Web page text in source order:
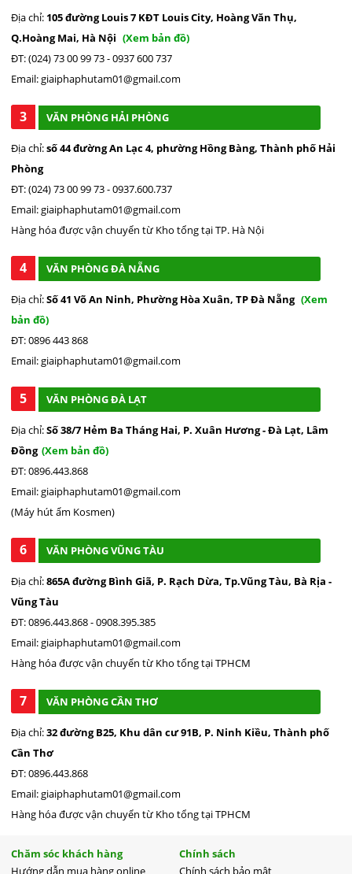
Địa chỉ: 105 đường Louis 7 KĐT Louis City, Hoàng Văn Thụ,
Q.Hoàng Mai, Hà Nội (Xem bản đồ)
ĐT: (024) 73 00 99 73 - 0937 600 737
Email: giaiphaphutam01@gmail.com
3 VĂN PHÒNG HẢI PHÒNG
Địa chỉ:số 44 đường An Lạc 4, phường Hồng Bàng, Thành phố Hải
Phòng
ĐT: (024) 73 00 99 73 - 0937.600.737
Email: giaiphaphutam01@gmail.com
Hàng hóa được vận chuyển từ Kho tổng tại TP. Hà Nội
4 VĂN PHÒNG ĐÀ NẴNG
Địa chỉ:Số 41 Võ An Ninh, Phường Hòa Xuân, TP Đà Nẵng (Xem
bản đồ)
ĐT: 0896 443 868
Email: giaiphaphutam01@gmail.com
5 VĂN PHÒNG ĐÀ LẠT
Địa chỉ:Số 38/7 Hẻm Ba Tháng Hai, P. Xuân Hương - Đà Lạt, Lâm
Đồng (Xem bản đồ)
ĐT: 0896.443.868
Email: giaiphaphutam01@gmail.com
(Máy hút ẩm Kosmen)
6 VĂN PHÒNG VŨNG TÀU
Địa chỉ:865A đường Bình Giã, P. Rạch Dừa, Tp.Vũng Tàu, Bà Rịa -
Vũng Tàu
ĐT: 0896.443.868 - 0908.395.385
Email: giaiphaphutam01@gmail.com
Hàng hóa được vận chuyển từ Kho tổng tại TPHCM
7 VĂN PHÒNG CẦN THƠ
Địa chỉ:32 đường B25, Khu dân cư 91B, P. Ninh Kiều, Thành phố
Cần Thơ
ĐT: 0896.443.868
Email: giaiphaphutam01@gmail.com
Hàng hóa được vận chuyển từ Kho tổng tại TPHCM
Chăm sóc khách hàng
Hướng dẫn mua hàng online
Chính sách
Chính sách bảo mật